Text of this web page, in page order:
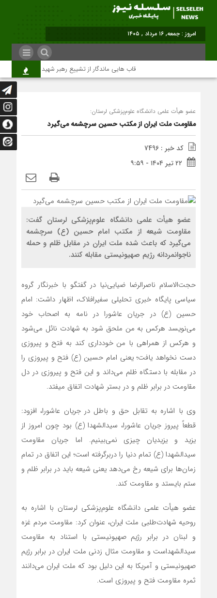
برابر با : Friday - 7 August - 2026
قاب هایی ماندگار از تشییع رهبر شهید در تهران
عضو هیأت علمی دانشگاه علوم‌پزشکی لرستان:
مقاومت ملت ایران از مکتب حسین سرچشمه می‌گیرد
کد خبر : 7496
۲۲ تیر ۱۴۰۴ - ۹:۵۹
عضو هیأت علمی دانشگاه علوم‌پزشکی لرستان گفت:
مقاومت شیعه از مکتب امام حسین (ع) سرچشمه
می‌گیرد که باعث شده ملت ایران در مقابل ظلم و حمله
ناجوانمردانه رژیم صهیونیستی مقابله کنند.
حجت‌الاسلام ناصرالرضا ضیایی‌نیا در گفتگو با خبرنگار گروه
سیاسی پایگاه خبری تحلیلی سفیرافلاک، اظهار داشت: امام
حسین (ع) در جریان عاشورا در نامه به اصحاب خود
می‌نویسد هرکس به من ملحق شود به شهادت نائل می‌شود
و هرکس از همراهى با من خوددارى کند به فتح و پیروزى
دست نخواهد یافت؛ یعنی امام حسین (ع) فتح و پیروزی را
در مقابله با دستگاه ظلم می‌داند و این فتح و پیروزی در دل
مقاومت در برابر ظلم و در بستر شهادت اتفاق میفتد.
وی با اشاره به تقابل حق و باطل در جریان عاشورا، افزود:
قطعاً پیروز جریان عاشورا، سیدالشهدا (ع) بود چون امروز از
یزید و یزیدیان چیزی نمی‌بینیم. اما جریان مقاومت
سیدالشهدا (ع) تمام دنیا را دربرگرفته است؛ این اتفاق در تمام
زمان‌ها برای شیعه رخ می‌دهد یعنی شیعه باید در برابر ظلم و
ستم بایستد و مقاومت کند.
عضو هیأت علمی دانشگاه علوم‌پزشکی لرستان با اشاره به
روحیه شهادت‌طلبی ملت‌ ایران، عنوان کرد: مقاومت مردم غزه
و لبنان در برابر رژیم صهیونیستی با استناد به مقاومت
سیدالشهداست و مقاومت مثال زدنی ملت ایران در برابر رژیم
صهیونیستی و آمریکا به این دلیل بود که ملت ایران می‌دانند
ثمره مقاومت فتح و پیروزی است.